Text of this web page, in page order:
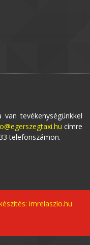
tevékenységünkkel
címre
telefonszámon.
imrelaszlo.hu